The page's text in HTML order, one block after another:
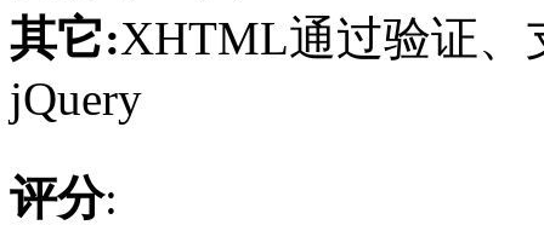
其它:XHTML通过验证、
jQuery
评分: